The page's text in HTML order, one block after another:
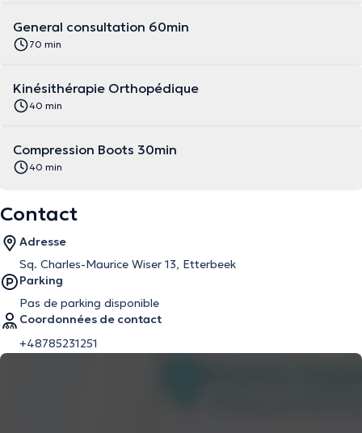
General consultation 60min
70 min
Kinésithérapie Orthopédique
40 min
Compression Boots 30min
40 min
Contact
Adresse
Sq. Charles-Maurice Wiser 13, Etterbeek
Parking
Pas de parking disponible
Coordonnées de contact
+48785231251